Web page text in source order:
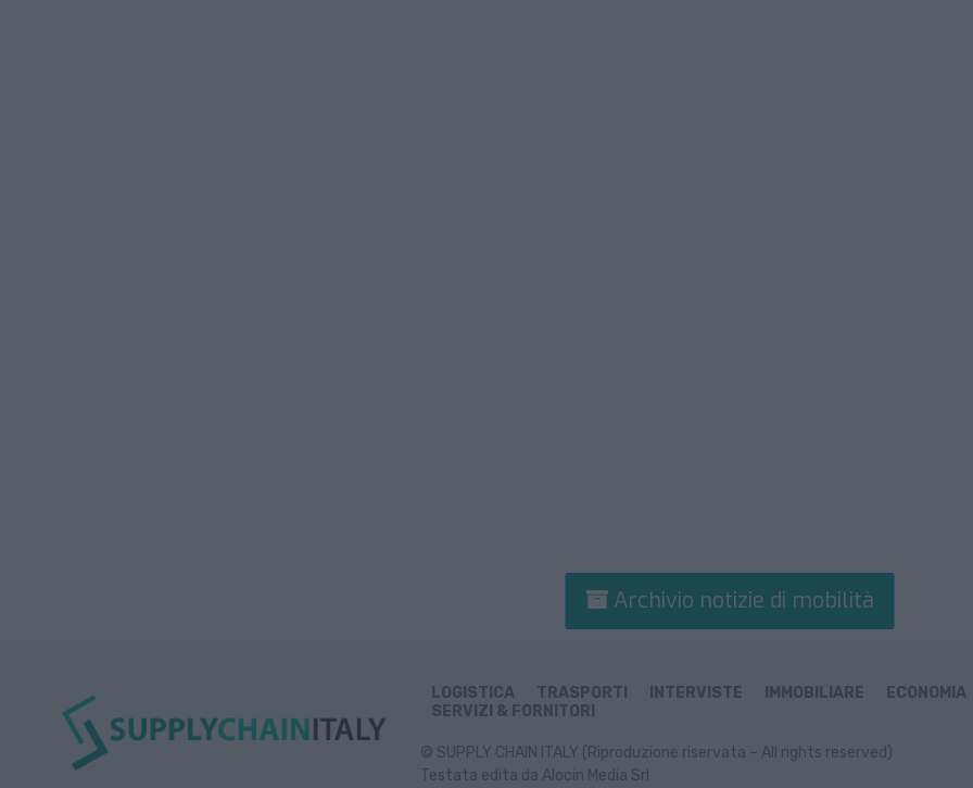
Archivio notizie di mobilità
LOGISTICA TRASPORTI INTERVISTE IMMOBILIARE
ECONOMIA
SERVIZI & FORNITORI
© SUPPLY CHAIN ITALY (Riproduzione riservata – All rights reserved)
Testata edita da Alocin Media Srl